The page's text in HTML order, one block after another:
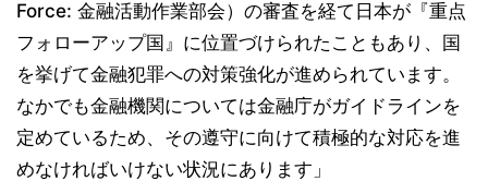
Force: 金融活動作業部会）の審査を経て日本が『重点
フォローアップ国』に位置づけられたこともあり、国
を挙げて金融犯罪への対策強化が進められています。
なかでも金融機関については金融庁がガイドラインを
定めているため、その遵守に向けて積極的な対応を進
めなければいけない状況にあります」